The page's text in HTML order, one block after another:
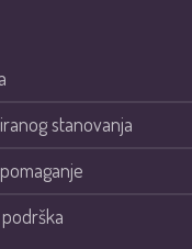
stanovanja